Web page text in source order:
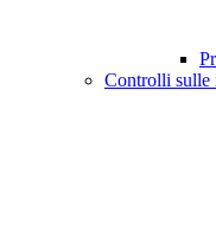
Controlli sulle